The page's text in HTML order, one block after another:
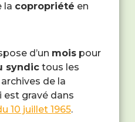
la copropriété en
d’un moispour
syndictous les
de la
est gravé dans
10 juillet 1965.